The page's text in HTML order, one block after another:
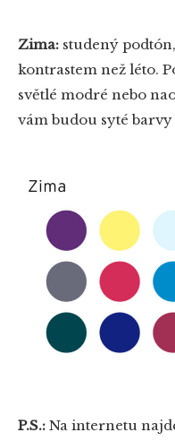
Zima: studený
kontrastem než léto.
světlé modré nebo
vám budou syté
P.S.: Na internetu